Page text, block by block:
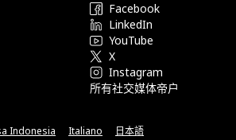
Facebook
LinkedIn
YouTube
X
Instagram
所有社交媒体帝户
Indonesia Italiano 日本語